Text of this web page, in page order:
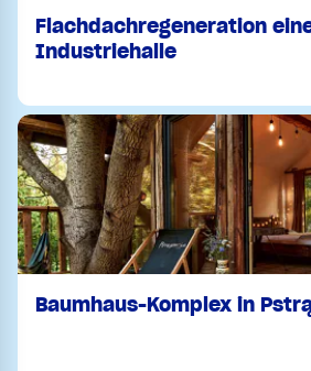
Flachdachregeneration
Industriehalle
Baumhaus-Komplex in